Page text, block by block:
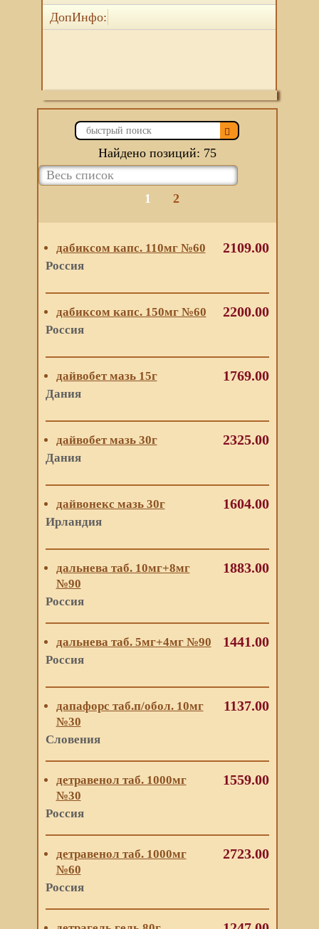
ДопИнфо:
Найдено позиций: 75
1 2
дабиксом капс. 110мг №60
Россия
2109.00
дабиксом капс. 150мг №60
Россия
2200.00
дайвобет мазь 15г
Дания
1769.00
дайвобет мазь 30г
Дания
2325.00
дайвонекс мазь 30г
Ирландия
1604.00
дальнева таб. 10мг+8мг
№90
Россия
1883.00
дальнева таб. 5мг+4мг №90
Россия
1441.00
дапафорс таб.п/обол. 10мг
№30
Словения
1137.00
детравенол таб. 1000мг
№30
Россия
1559.00
детравенол таб. 1000мг
№60
Россия
2723.00